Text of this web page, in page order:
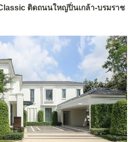
ติดถนนใหญ่ปิ่นเกล้า-บรมราช